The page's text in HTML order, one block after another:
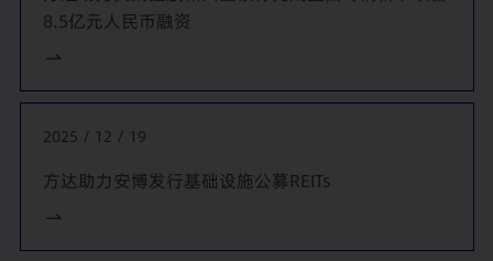
8.5亿元人民币融资
2025 / 12 / 19
方达助力安博发行基础设施公募REITs